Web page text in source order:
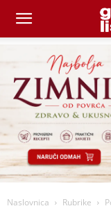
Naslovnica Rubrike